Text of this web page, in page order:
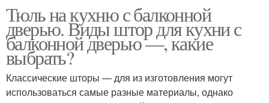
Тюль на кухню с балконной
дверью. Виды штор для кухни с
балконной дверью —, какие
выбрать?
Классические шторы — для из изготовления могут
использоваться самые разные материалы, однако